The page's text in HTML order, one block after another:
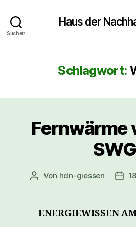
Suchen
Haus der
Schlagwort:
Fernwärme
SWG
Beitragsautor
Von hdn-giessen
ENERGIEWISSEN